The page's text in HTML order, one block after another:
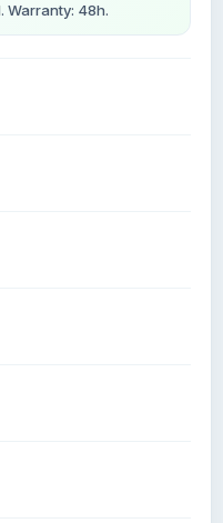
Warranty: 48h.